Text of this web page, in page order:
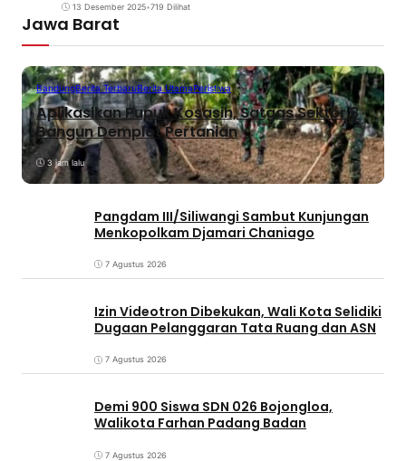
13 Desember 2025•719 Dilihat
Jawa Barat
BandungBerita TerbaruBerita UtamaPeristiwa
Aplikasikan Pupuk Kosasih, Satgas Sektor 8
Bangun Demplot Pertanian
3 jam lalu
Pangdam III/Siliwangi Sambut Kunjungan
Menkopolkam Djamari Chaniago
7 Agustus 2026
Izin Videotron Dibekukan, Wali Kota Selidiki
Dugaan Pelanggaran Tata Ruang dan ASN
7 Agustus 2026
Demi 900 Siswa SDN 026 Bojongloa,
Walikota Farhan Padang Badan
7 Agustus 2026